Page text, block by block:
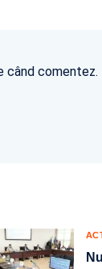
când comentez.